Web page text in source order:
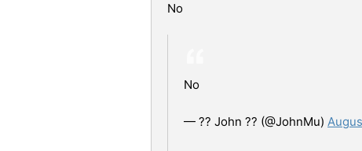
No
No
— ?? John ?? (@JohnMu)